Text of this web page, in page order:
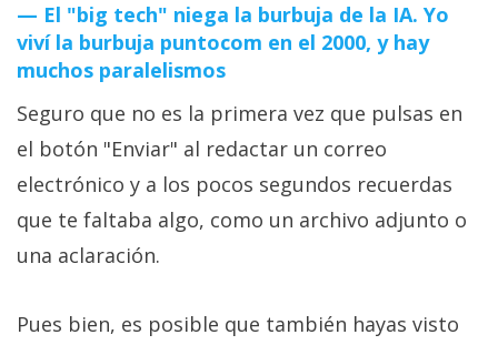
El "big tech" niega la burbuja de la IA. Yo
viví la burbuja puntocom en el 2000, y hay
muchos paralelismos
Seguro que no es la primera vez que pulsas en
el botón "Enviar" al redactar un correo
electrónico y a los pocos segundos recuerdas
que te faltaba algo, como un archivo adjunto o
una aclaración.
Pues bien, es posible que también hayas visto